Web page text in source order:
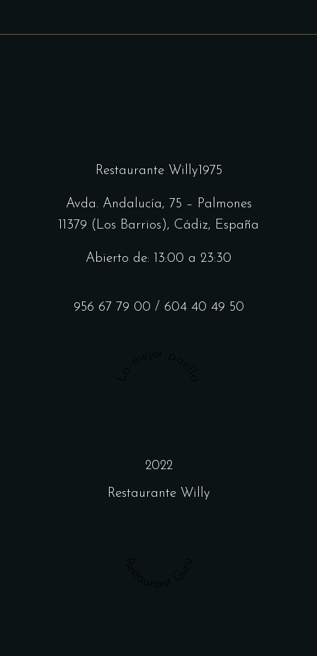
Restaurante Willy1975
Avda. Andalucía, 75 – Palmones
11379 (Los Barrios), Cádiz, España
Abierto de: 13:00 a 23:30
956 67 79 00 / 604 40 49 50
2022
Restaurante Willy